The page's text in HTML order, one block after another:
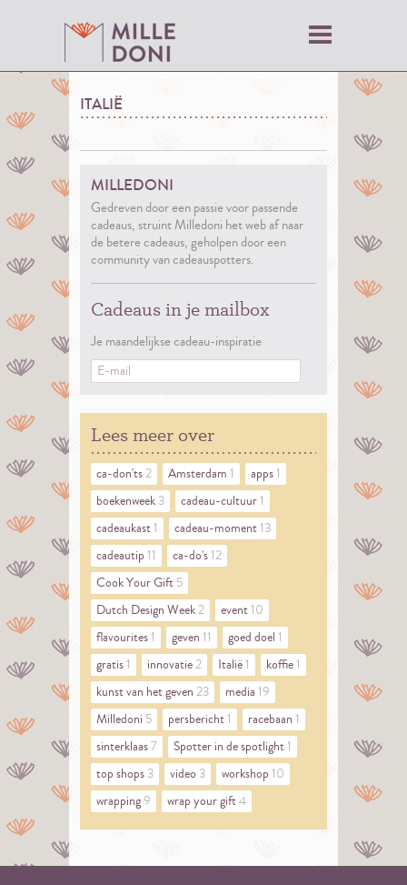
ITALIË
MILLEDONI
Gedreven door een passie voor passende
cadeaus, struint Milledoni het web af naar
de betere cadeaus, geholpen door een
community van cadeauspotters.
Cadeaus in je mailbox
Je maandelijkse cadeau-inspiratie
Lees meer over
ca-don'ts2 Amsterdam 1 apps 1
boekenweek 3 cadeau-cultuur 1
cadeaukast 1 cadeau-moment 13
cadeautip 11 ca-do's 12
Cook Your Gift 5
Dutch Design Week2 event 10
flavourites 1 geven 11 goed doel 1
gratis 1 innovatie2 Italië 1 koffie 1
kunst van het geven 23 media 19
Milledoni 5 persbericht 1 racebaan 1
sinterklaas7 Spotter in de spotlight 1
top shops 3 video 3 workshop 10
wrapping9 wrap your gift4